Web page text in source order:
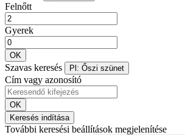
Felnőtt
Gyerek
OK
Szavas keresés Pl: Őszi szünet
Cím vagy azonosító
OK
Keresés indítása
További keresési beállítások megjelenítése